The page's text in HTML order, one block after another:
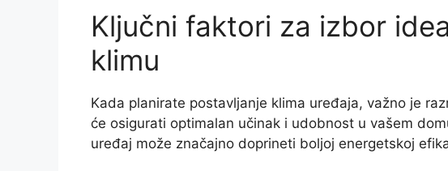
Ključni faktori za izbor
klimu
Kada planirate postavljanje klima uređaja, važno je
će osigurati optimalan učinak i udobnost u vašem
uređaj može značajno doprineti boljoj energetskoj